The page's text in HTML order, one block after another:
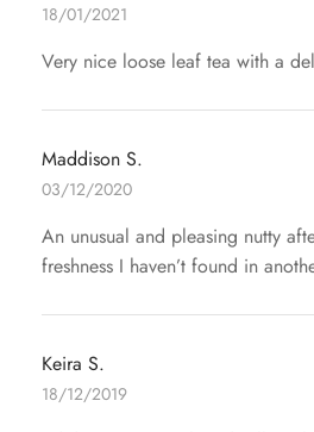
18/01/2021
Very nice loose leaf tea with a
Maddison S.
03/12/2020
An unusual and pleasing nutty
freshness I haven’t found in
Keira S.
18/12/2019